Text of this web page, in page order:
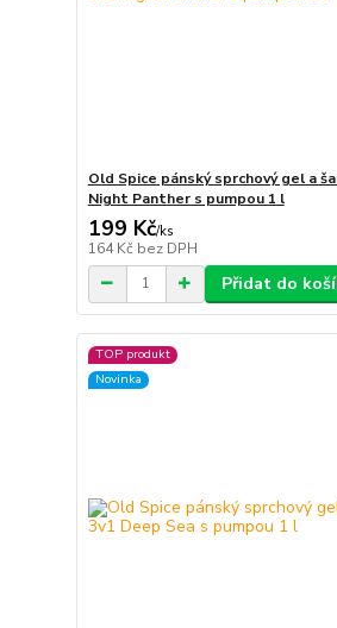
Old Spice pánský sprchový gel a
Night Panther s pumpou 1 l
199 Kč/ks
164 Kč bez DPH
Přidat do
TOP produkt
Novinka